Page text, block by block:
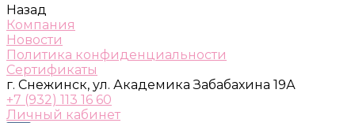
Назад
Компания
Новости
Политика конфиденциальности
Сертификаты
г. Снежинск, ул. Академика Забабахина 19А
+7 (932) 113 16 60
Личный кабинет